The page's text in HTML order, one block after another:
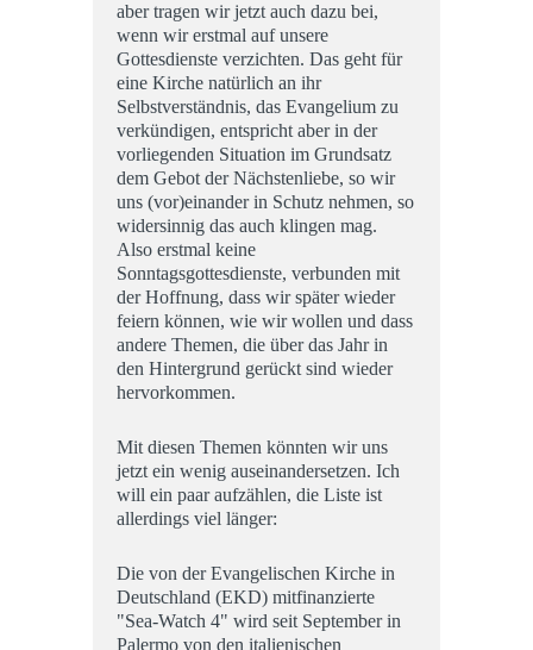
aber tragen wir jetzt auch dazu bei,
wenn wir erstmal auf unsere
Gottesdienste verzichten. Das geht für
eine Kirche natürlich an ihr
Selbstverständnis, das Evangelium zu
verkündigen, entspricht aber in der
vorliegenden Situation im Grundsatz
dem Gebot der Nächstenliebe, so wir
uns (vor)einander in Schutz nehmen, so
widersinnig das auch klingen mag.
Also erstmal keine
Sonntagsgottesdienste, verbunden mit
der Hoffnung, dass wir später wieder
feiern können, wie wir wollen und dass
andere Themen, die über das Jahr in
den Hintergrund gerückt sind wieder
hervorkommen.
Mit diesen Themen könnten wir uns
jetzt ein wenig auseinandersetzen. Ich
will ein paar aufzählen, die Liste ist
allerdings viel länger:
Die von der Evangelischen Kirche in
Deutschland (EKD) mitfinanzierte
"Sea-Watch 4" wird seit September in
Palermo von den italienischen